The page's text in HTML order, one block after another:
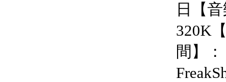
日【
320K
間】：